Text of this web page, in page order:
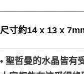
尺寸約14 x 13 x
• 聖哲曼的水晶皆有